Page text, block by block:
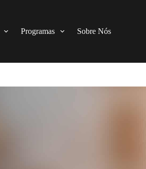
Programas Sobre Nós